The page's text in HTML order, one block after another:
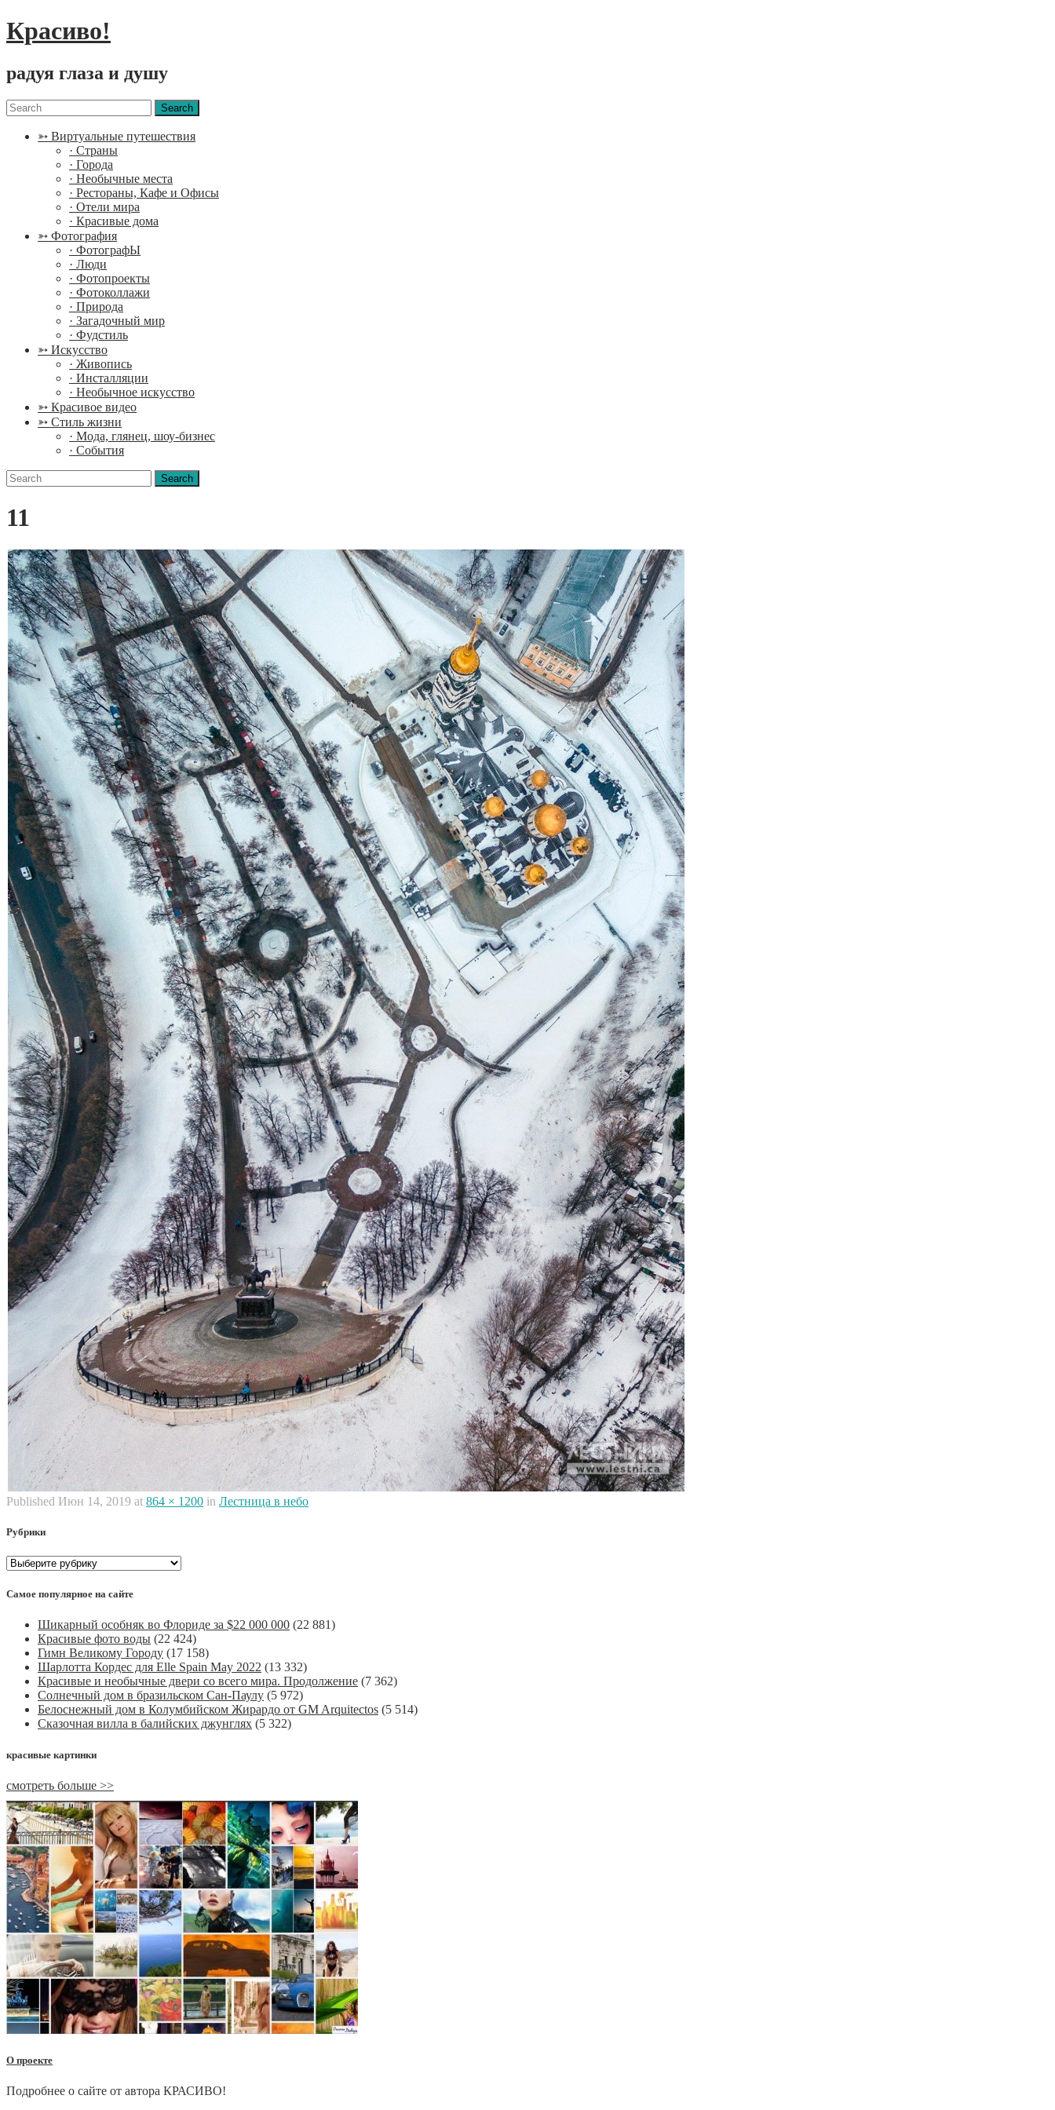
Красиво!
радуя глаза и душу
Menu
Search
for:
➳ Виртуальные путешествия
· Страны
· Города
· Необычные места
· Рестораны, Кафе и Офисы
· Отели мира
· Красивые дома
➳ Фотография
· ФотографЫ
· Люди
· Фотопроекты
· Фотоколлажи
· Природа
· Загадочный мир
· Фудстиль
➳ Искусство
· Живопись
· Инсталляции
· Необычное искусство
➳ Красивое видео
➳ Стиль жизни
· Мода, глянец, шоу-бизнес
· События
Search
for:
11
Published Июн 14, 2019 at 864 × 1200 in Лестница в небо
Рубрики
Рубрики
Самое популярное на сайте
Шикарный особняк во Флориде за $22 000 000 (22 881)
Красивые фото воды (22 424)
Гимн Великому Городу (17 158)
Шарлотта Кордес для Elle Spain May 2022 (13 332)
Красивые и необычные двери со всего мира. Продолжение (7 362)
Солнечный дом в бразильском Сан-Паулу (5 972)
Белоснежный дом в Колумбийском Жирардо от GM Arquitectos (5 514)
Сказочная вилла в балийских джунглях (5 322)
красивые картинки
смотреть больше >>
О проекте
Подробнее о сайте от автора КРАСИВО!